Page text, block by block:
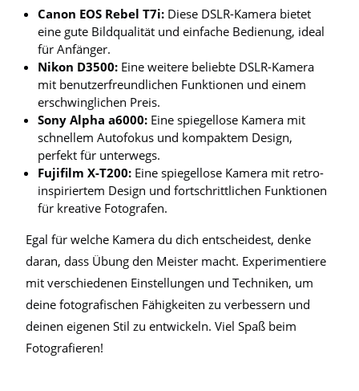
Canon EOS Rebel T7i: Diese DSLR-Kamera bietet
eine gute Bildqualität und einfache Bedienung, ideal
für Anfänger.
Nikon D3500: Eine weitere beliebte DSLR-Kamera
mit benutzerfreundlichen Funktionen und einem
erschwinglichen Preis.
Sony Alpha a6000: Eine spiegellose Kamera mit
schnellem Autofokus und kompaktem Design,
perfekt für unterwegs.
Fujifilm X-T200: Eine spiegellose Kamera mit retro-
inspiriertem Design und fortschrittlichen Funktionen
für kreative Fotografen.
Egal für welche Kamera du dich entscheidest, denke
daran, dass Übung den Meister macht. Experimentiere
mit verschiedenen Einstellungen und Techniken, um
deine fotografischen Fähigkeiten zu verbessern und
deinen eigenen Stil zu entwickeln. Viel Spaß beim
Fotografieren!